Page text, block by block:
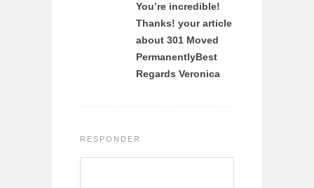
You’re incredible!
Thanks! your article
about 301 Moved
PermanentlyBest
Regards Veronica
RESPONDER